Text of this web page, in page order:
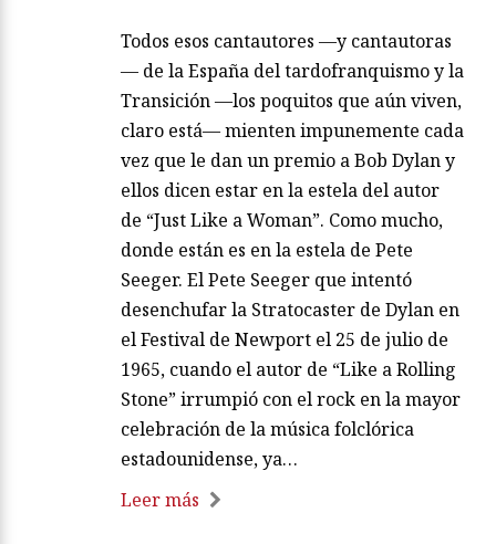
Todos esos cantautores —y cantautoras
— de la España del tardofranquismo y la
Transición —los poquitos que aún viven,
claro está— mienten impunemente cada
vez que le dan un premio a Bob Dylan y
ellos dicen estar en la estela del autor
de “Just Like a Woman”. Como mucho,
donde están es en la estela de Pete
Seeger. El Pete Seeger que intentó
desenchufar la Stratocaster de Dylan en
el Festival de Newport el 25 de julio de
1965, cuando el autor de “Like a Rolling
Stone” irrumpió con el rock en la mayor
celebración de la música folclórica
estadounidense, ya…
Leer más